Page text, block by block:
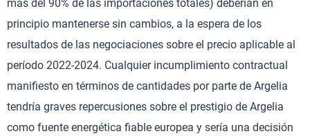
más del 90% de las importaciones totales) deberían en
principio mantenerse sin cambios, a la espera de los
resultados de las negociaciones sobre el precio aplicable al
período 2022-2024. Cualquier incumplimiento contractual
manifiesto en términos de cantidades por parte de Argelia
tendría graves repercusiones sobre el prestigio de Argelia
como fuente energética fiable europea y sería una decisión